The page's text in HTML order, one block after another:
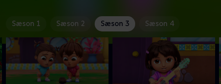
Sæson 1 Sæson 2 Sæson 3 Sæson 4